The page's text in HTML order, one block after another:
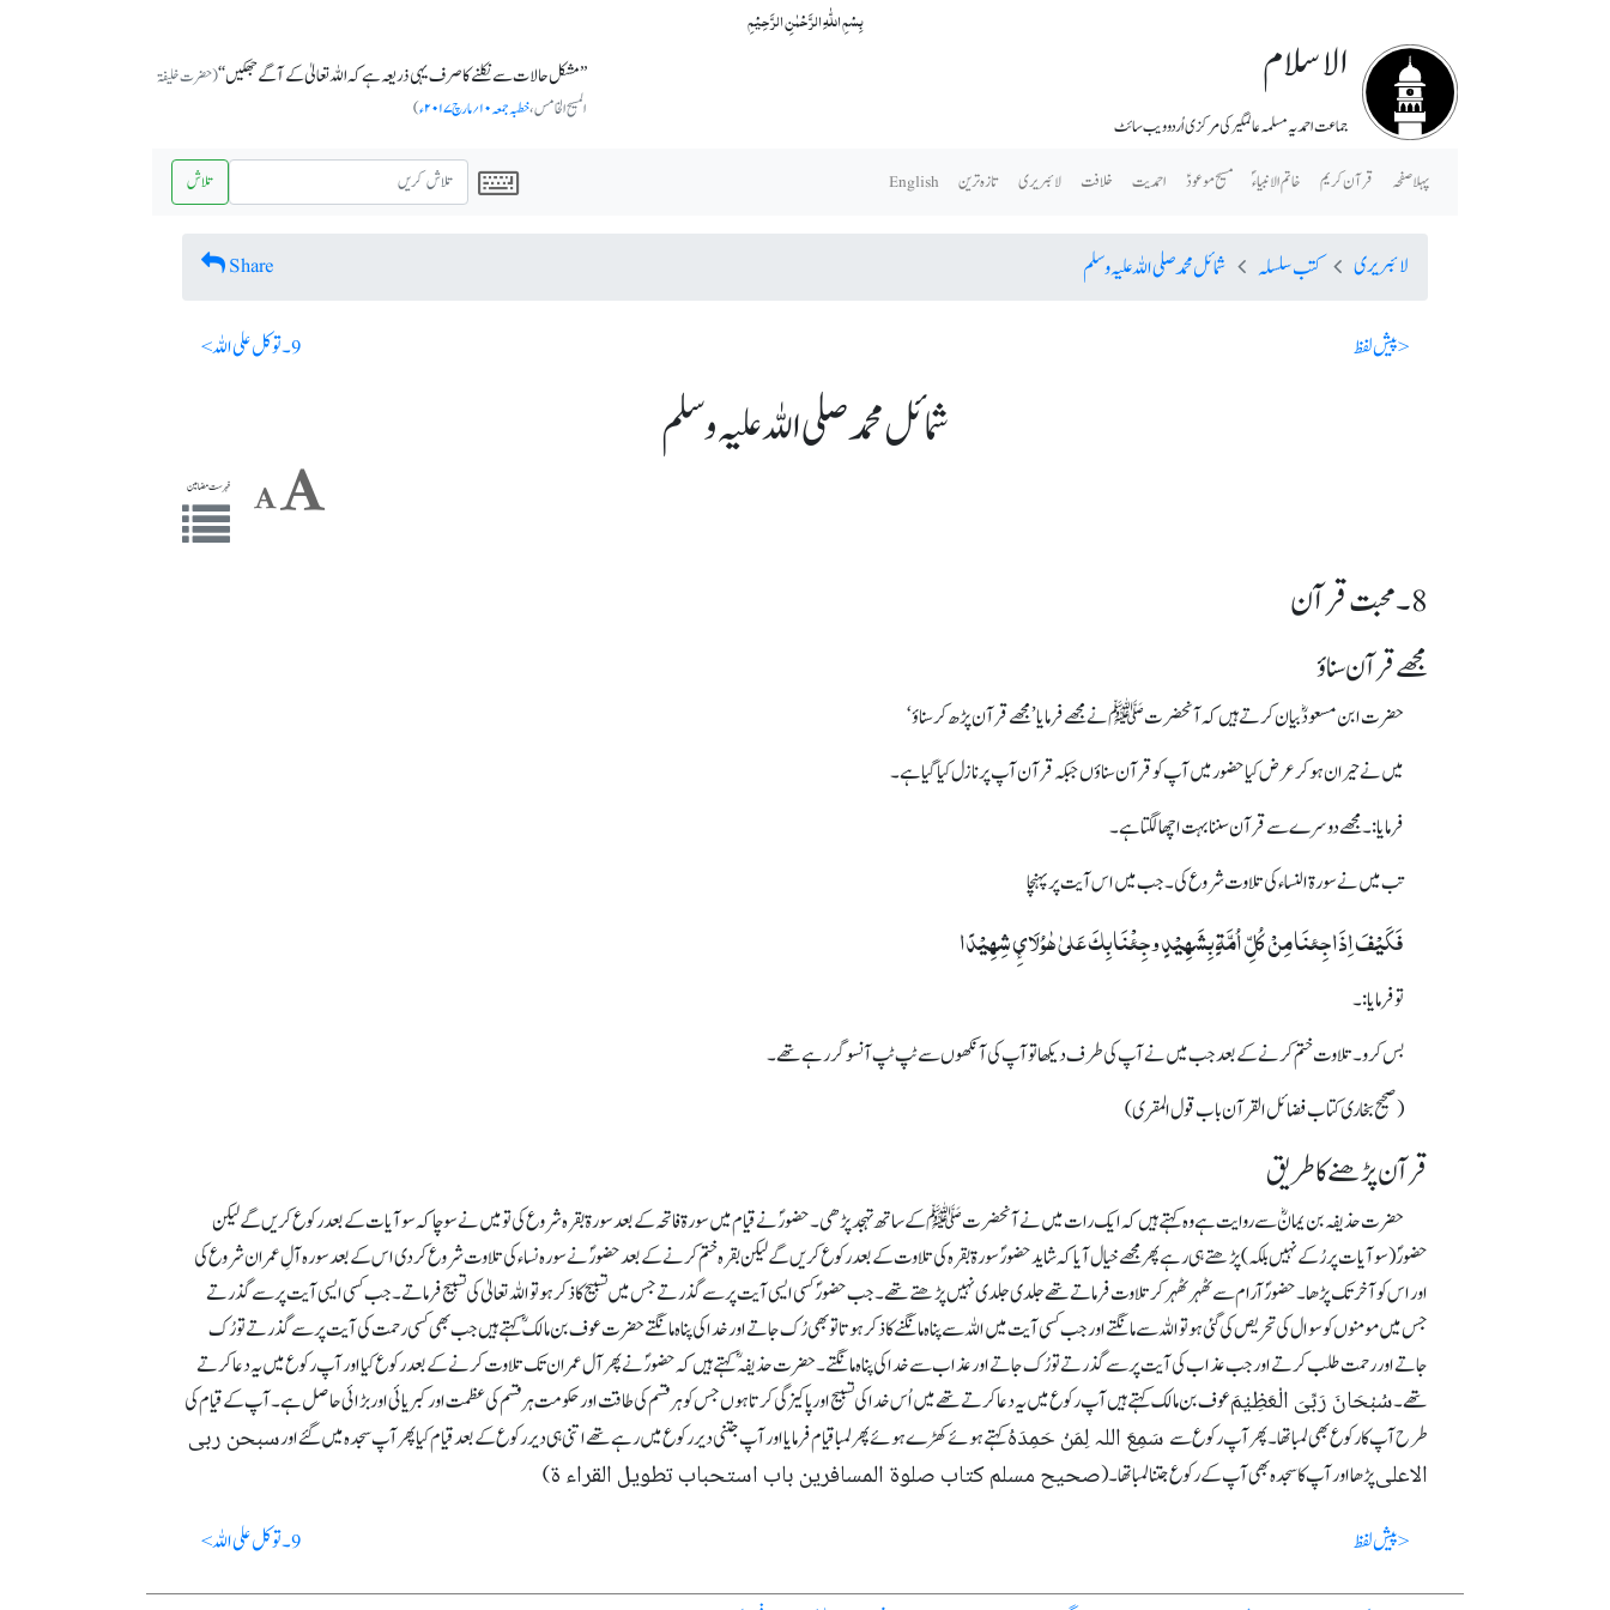
بِسۡمِ اللّٰہِ الرَّحۡمٰنِ الرَّحِیۡمِ
الاسلام
جماعت احمدیہ مسلمہ عالمگیر کی مرکزی اُردو ویب سائٹ
’’مشکل حالات سے نکلنے کا صرف یہی ذریعہ ہے کہ اللہ تعالیٰ کے آگے جھکیں‘‘(حضرت خلیفۃ
المسیح الخامس،خطبہ جمعہ ۱۰؍مارچ ۲۰۱۷ء )
پہلا صفحہ قرآن کریم خاتم الانبیاء ؐ مسیح موعودؑ احمدیت خلافت لائبریری تازہ ترین English تلاش
لائبریری کتب سلسلہ شمائل محمد صلی اللہ علیہ وسلم Share
< پیش لفظ 9 ۔ توکل علی اللہ >
شمائل محمد صلی اللہ علیہ وسلم
فہرست مضامین
8 ۔ محبت قرآن
مجھے قرآن سناؤ
حضرت ابن مسعودؓ بیان کرتے ہیں کہ آنحضرت ﷺ نے مجھے فرمایا ’مجھے قرآن پڑھ کر سناؤ‘
میں نے حیران ہو کر عرض کیا حضور میں آپ کو قرآن سناؤں جبکہ قرآن آپ پر نازل کیا گیا ہے۔
فرمایا:۔ مجھے دوسرے سے قرآن سننا بہت اچھا لگتا ہے۔
تب میں نے سورۃ النساء کی تلاوت شروع کی۔ جب میں اس آیت پر پہنچا
فَکَیْفَ اِذَاجِئنَا مِنْ کُلِّ اُمَّۃٍ بِشَھِیْدٍ وجِئْنَا بِکَ عَلیٰ ھٰوُلَائِ شِھِیْدًا
تو فرمایا:۔
بس کرو۔ تلاوت ختم کرنے کے بعد جب میں نے آپ کی طرف دیکھا تو آپ کی آنکھوں سے ٹپ ٹپ آنسو گر رہے تھے۔
(صحیح بخاری کتاب فضائل القرآن باب قول المقری)
قرآن پڑھنے کا طریق
حضرت حذیفہ بن یمانؓ سے روایت ہے وہ کہتے ہیں کہ ایک رات میں نے آنحضرتﷺ کے ساتھ تہجد پڑھی۔ حضورؐ نے قیام میں سورۃ فاتحہ کے بعد سورۃ بقرہ شروع کی تو میں نے سوچا کہ سو آیات کے بعد رکوع کریں گے لیکن
حضورؐ (سوآیات پر رُکے نہیں بلکہ) پڑھتے ہی رہے پھر مجھے خیال آیا کہ شاید حضورؐ سورۃ بقرہ کی تلاوت کے بعد رکوع کریں گے لیکن بقرہ ختم کرنے کے بعد حضورؐ نے سورہ نساء کی تلاوت شروع کردی اس کے بعد سورہ آلِ عمران شروع کی
اور اس کو آخر تک پڑھا۔ حضورؐ آرام سے ٹھہرٹھہر کر تلاوت فرماتے تھے جلدی جلدی نہیں پڑھتے تھے۔ جب حضورؐ کسی ایسی آیت پر سے گذرتے جس میں تسبیح کاذکر ہو تو اللہ تعالیٰ کی تسبیح فرماتے۔ جب کسی ایسی آیت پر سے گذرتے
جس میں مومنوں کوسوال کی تحریص کی گئی ہو تو اللہ سے مانگتے اور جب کسی آیت میں اللہ سے پنا ہ مانگنے کا ذکر ہوتا تو بھی رُک جاتے اور خدا کی پناہ مانگتے حضرت عوف بن مالکؓ کہتے ہیں جب بھی کسی رحمت کی آیت پر سے گذرتے تو رُک
جاتے اور رحمت طلب کرتے اور جب عذاب کی آیت پر سے گذرتے تو رُک جاتے اور عذاب سے خدا کی پناہ مانگتے۔ حضرت حذیفہؓ کہتے ہیں کہ حضورؐ نے پھر آل عمران تک تلاوت کرنے کے بعد رکوع کیا اور آپ رکوع میں یہ دعا کرتے
تھے۔سُبْحَانَ رَبِّیَ الْعَظِیْمَعوف بن مالک کہتے ہیں آپ رکوع میں یہ دعا کرتے تھے میں اُس خدا کی تسبیح اور پاکیزگی کرتا ہوں جس کو ہر قسم کی طاقت اور حکومت ہر قسم کی عظمت اور کبریائی اور بڑائی حاصل ہے۔ آپ کے قیام کی
طرح آپ کا رکوع بھی لمبا تھا۔ پھر آپ رکوع سے سَمِعَ اللہ لِمَنْ حَمِدَہُکہتے ہوئے کھڑے ہوئے پھر لمبا قیام فرمایا اور آپ جتنی دیر رکوع میں رہے تھے اتنی ہی دیر رکوع کے بعد قیام کیا پھر آپ سجدہ میں گئے اورسبحن ربی
الاعلیپڑھا اور آپ کا سجدہ بھی آپ کے رکوع جتنا لمبا تھا۔ (صحیح مسلم کتاب صلوۃ المسافرین باب استحباب تطویل القراء ۃ)
< پیش لفظ
9 ۔ توکل علی اللہ >